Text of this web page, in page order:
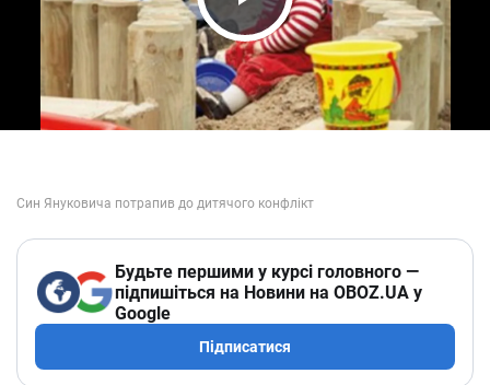
Play Video
Будьте першими у курсі головного —
підпишіться на Новини на OBOZ.UA у
Google
Підписатися